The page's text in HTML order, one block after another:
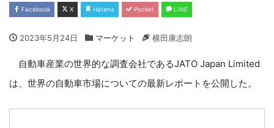
Facebook X Hatena Pocket LINE
2023年5月24日 マーケット 横田康志朗
自動車産業の世界的な調査会社であるJATO Japan Limited
は、世界の自動車市場についての最新レポートを公開した。